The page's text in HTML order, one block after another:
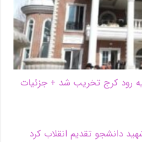
رود کرج تخریب شد + جزئیات